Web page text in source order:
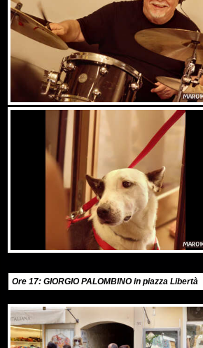
Ore 17: GIORGIO PALOMBINO in piazza Libertà